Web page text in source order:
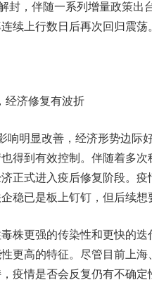
伴随一系列增量政策出台
续上行数日后再次回归震荡
济修复有波折
显改善，经济形势边际好
得到有效控制。伴随着多
正式进入疫后修复阶段。疫
稳已是板上钉钉，但后续想
更强的传染性和更快的迭
更高的特征。尽管目前上海
疫情是否会反复仍有不确